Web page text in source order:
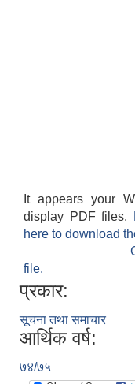
It appears your
display PDF files.
here to download
file.
प्रकार:
सूचना तथा समाचार
आर्थिक वर्ष:
७४/७५